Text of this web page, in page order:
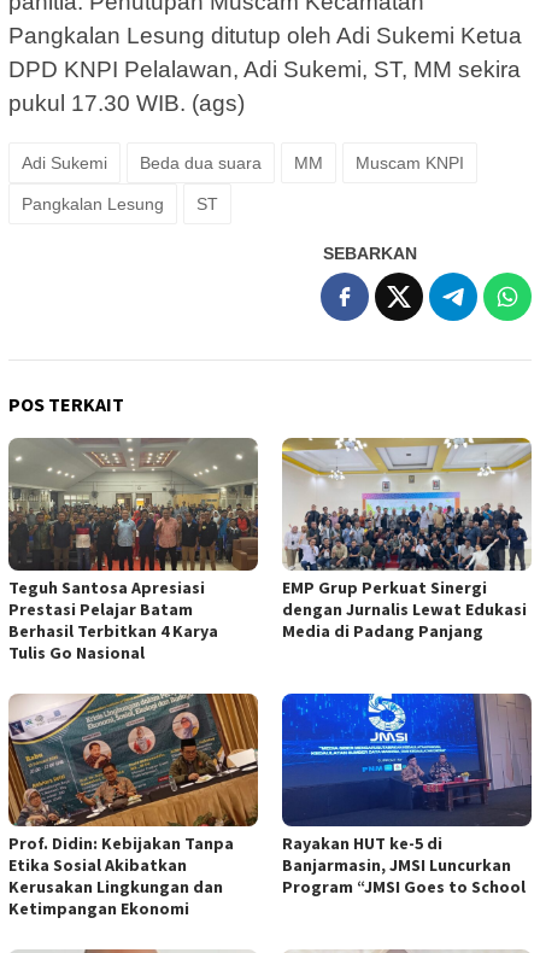
Pangkalan Lesung ditutup oleh Adi Sukemi Ketua
DPD KNPI Pelalawan, Adi Sukemi, ST, MM sekira
pukul 17.30 WIB. (ags)
Adi Sukemi Beda dua suara MM Muscam KNPI
Pangkalan Lesung ST
SEBARKAN
POS TERKAIT
Teguh Santosa Apresiasi
Prestasi Pelajar Batam
Berhasil Terbitkan 4 Karya
Tulis Go Nasional
EMP Grup Perkuat Sinergi
dengan Jurnalis Lewat Edukasi
Media di Padang Panjang
Prof. Didin: Kebijakan Tanpa
Etika Sosial Akibatkan
Kerusakan Lingkungan dan
Ketimpangan Ekonomi
Rayakan HUT ke-5 di
Banjarmasin, JMSI Luncurkan
Program “JMSI Goes to School